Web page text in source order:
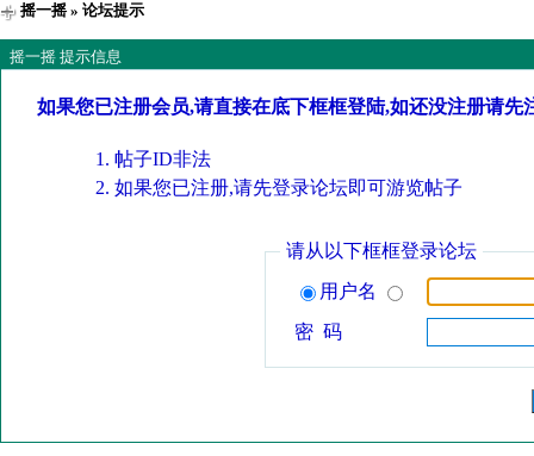
摇一摇» 论坛提示
摇一摇 提示信息
如果您已注册会员,请直接在底下框框登陆,如还没注册请先
帖子ID非法
如果您已注册,请先登录论坛即可游览帖子
请从以下框框登录论坛
用户名
密 码